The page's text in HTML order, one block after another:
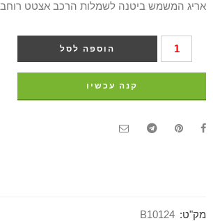
אריג המשמש ביטנה לשמלות הרכב אצטט רוחב הבד
הוספה לסל
קנה עכשיו
מק"ט: B10124